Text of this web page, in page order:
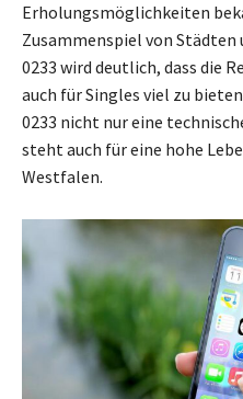
Erholungsmöglichkeiten
Zusammenspiel von
0233 wird deutlich, dass die
auch für Singles viel zu
0233 nicht nur eine
steht auch für eine hohe
Westfalen.